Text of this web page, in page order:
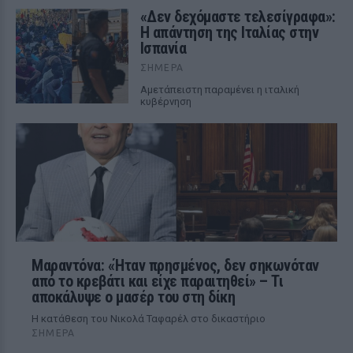
«Δεν δεχόμαστε τελεσίγραφα»:
Η απάντηση της Ιταλίας στην
Ισπανία
ΣΉΜΕΡΑ
Αμετάπειστη παραμένει η ιταλική
κυβέρνηση
Μαραντόνα: «Ήταν πρησμένος, δεν σηκωνόταν
από το κρεβάτι και είχε παραιτηθεί» – Τι
αποκάλυψε ο μασέρ του στη δίκη
Η κατάθεση του Νικολά Ταφαρέλ στο δικαστήριο
ΣΉΜΕΡΑ